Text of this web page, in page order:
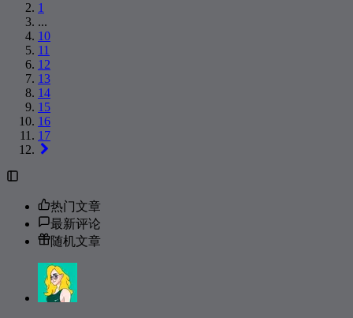
1
...
10
11
12
13
14
15
16
17
热门文章
最新评论
随机文章